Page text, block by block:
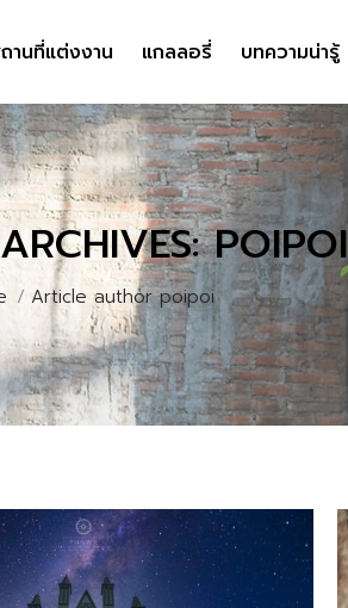
ถานที่แต่งงาน แกลลอรี่ บทความน่ารู้
POIPOI
here:
Article author poipoi
ถานที่แต่งงาน แกลลอรี่ บทความน่ารู้